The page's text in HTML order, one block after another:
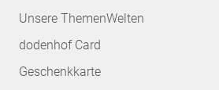
Unsere ThemenWelten
dodenhof Card
Geschenkkarte